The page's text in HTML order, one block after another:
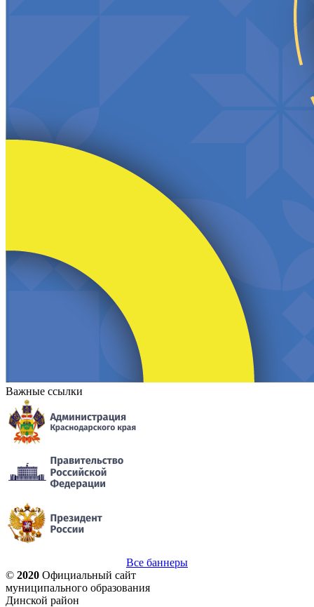
Важные ссылки
Все баннеры
© 2020 Официальный сайт
муниципального образования
Динской район